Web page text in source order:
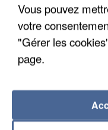
UN SECOND
INTERPELLÉ EN
Vous pouvez
votre
"Gérer les
page.